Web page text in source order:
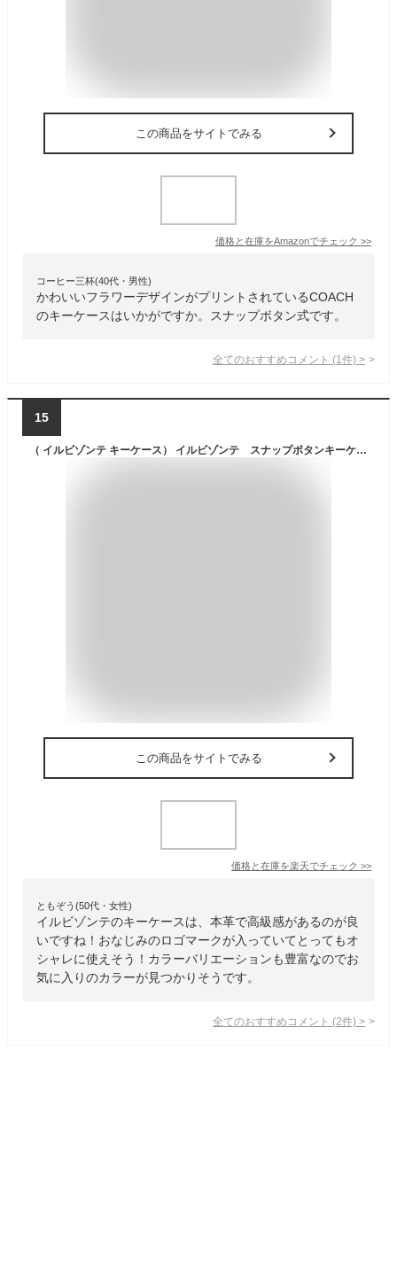
この商品をサイトでみる
価格と在庫をAmazonでチェック >>
コーヒー三杯(40代・男性)
かわいいフラワーデザインがプリントされているCOACH
のキーケースはいかがですか。スナップボタン式です。
全てのおすすめコメント (1 件) >
15
（ イルビゾンテ キーケース） イルビゾンテ スナップボタンキーケース（ M ）イルビゾンテ レザー キーケース （ 54_1_ 5402300090 正規品 メンズ レディース IL BISONTE / Key Case ）（ 商品番号 IB-0-00090 ）
この商品をサイトでみる
価格と在庫を楽天でチェック >>
ともぞう(50代・女性)
イルビゾンテのキーケースは、本革で高級感があるのが良
いですね！おなじみのロゴマークが入っていてとってもオ
シャレに使えそう！カラーバリエーションも豊富なのでお
気に入りのカラーが見つかりそうです。
全てのおすすめコメント (2件) >